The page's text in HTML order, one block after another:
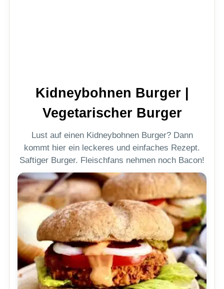
Kidneybohnen Burger |
Vegetarischer Burger
Lust auf einen Kidneybohnen Burger? Dann
kommt hier ein leckeres und einfaches Rezept.
Saftiger Burger. Fleischfans nehmen noch Bacon!